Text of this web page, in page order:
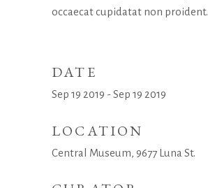
occaecat cupidatat non proident.
DATE
Sep 19 2019 - Sep 19 2019
LOCATION
Central Museum, 9677 Luna St.